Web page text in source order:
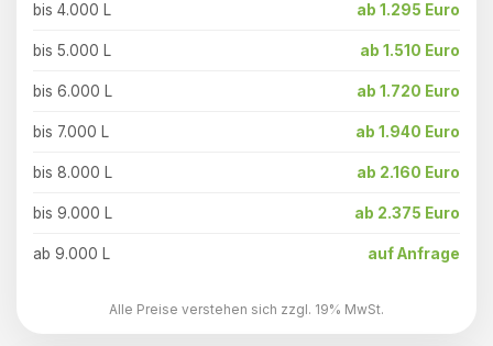
bis 4.000 L ab 1.295 Euro
bis 5.000 L ab 1.510 Euro
bis 6.000 L ab 1.720 Euro
bis 7.000 L ab 1.940 Euro
bis 8.000 L ab 2.160 Euro
bis 9.000 L ab 2.375 Euro
ab 9.000 L auf Anfrage
Alle Preise verstehen sich zzgl. 19% MwSt.